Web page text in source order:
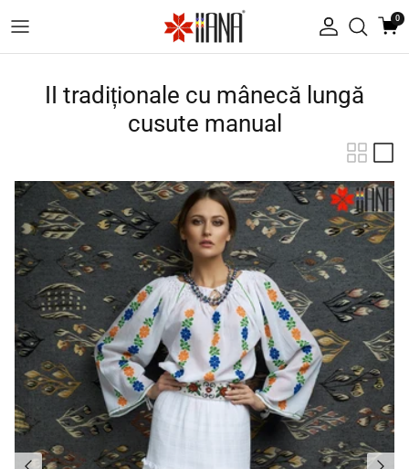
Autentificare
0
II tradiționale cu mânecă lungă
cusute manual